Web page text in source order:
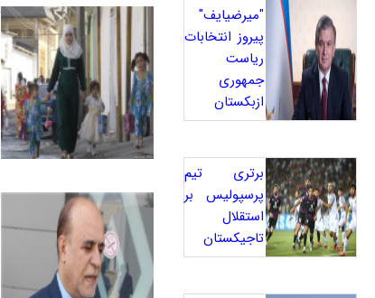
"میرضیایف"
پیروز انتخابات
ریاست
جمهوری
ازبکستان
برتری تیم
پرسپولیس بر
استقلال
تاجیکستان